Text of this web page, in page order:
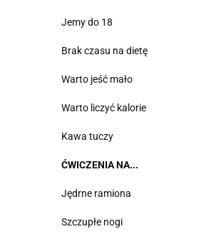
Jemy do 18
Brak czasu na dietę
Warto jeść mało
Warto liczyć kalorie
Kawa tuczy
ĆWICZENIA NA...
Jędrne ramiona
Szczupłe nogi